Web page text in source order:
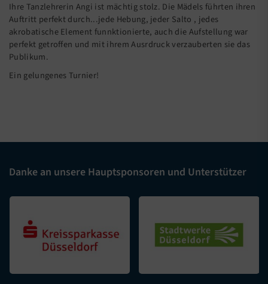
Ihre Tanzlehrerin Angi ist mächtig stolz. Die Mädels führten ihren
Auftritt perfekt durch...jede Hebung, jeder Salto , jedes
akrobatische Element funnktionierte, auch die Aufstellung war
perfekt getroffen und mit ihrem Ausrdruck verzauberten sie das
Publikum.
Ein gelungenes Turnier!
Danke an unsere Hauptsponsoren und Unterstützer